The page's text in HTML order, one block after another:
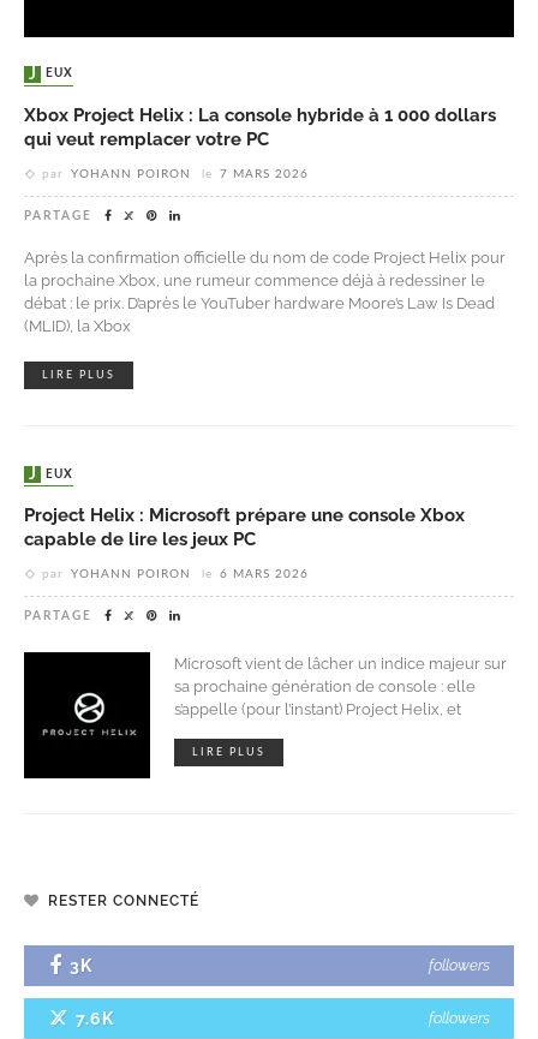
JEUX
Xbox Project Helix : La console hybride à 1 000 dollars
qui veut remplacer votre PC
par YOHANN POIRON le 7 MARS 2026
PARTAGE
Après la confirmation officielle du nom de code Project Helix pour
la prochaine Xbox, une rumeur commence déjà à redessiner le
débat : le prix. D’après le YouTuber hardware Moore’s Law Is Dead
(MLID), la Xbox
LIRE PLUS
JEUX
Project Helix : Microsoft prépare une console Xbox
capable de lire les jeux PC
par YOHANN POIRON le 6 MARS 2026
PARTAGE
Microsoft vient de lâcher un indice majeur sur
sa prochaine génération de console : elle
s’appelle (pour l’instant) Project Helix, et
LIRE PLUS
RESTER CONNECTÉ
3K followers
7.6K followers